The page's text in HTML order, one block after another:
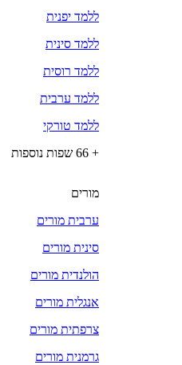
ללמד יפנית
ללמד סינית
ללמד רוסית
ללמד ערבית
ללמד טורקי
+ 66 שפות נוספות
מורים
ערבית מורים
סינית מורים
הולנדית מורים
אנגלית מורים
צרפתית מורים
גרמנית מורים